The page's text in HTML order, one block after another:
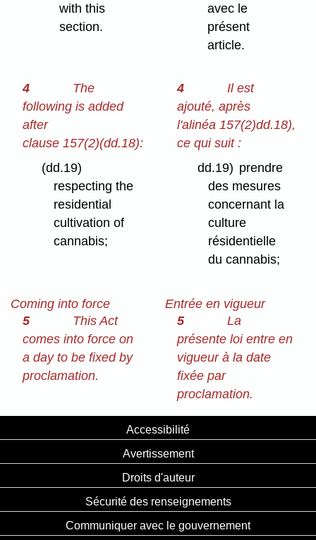
with this
section.
avec le
présent
article.
4
The
following is added
after
clause 157(2)⁠(dd.18):
(dd.19)
respecting the
residential
cultivation of
cannabis;
4
Il est
ajouté, après
l'alinéa 157(2)dd.18),
ce qui suit :
dd.19) prendre
des mesures
concernant la
culture
résidentielle
du cannabis;
Coming into force
5
This Act
comes into force on
a day to be fixed by
proclamation.
Entrée en vigueur
5
La
présente loi entre en
vigueur à la date
fixée par
proclamation.
Accessibilité
Avertissement
Droits d'auteur
Sécurité des renseignements
Communiquer avec le gouvernement